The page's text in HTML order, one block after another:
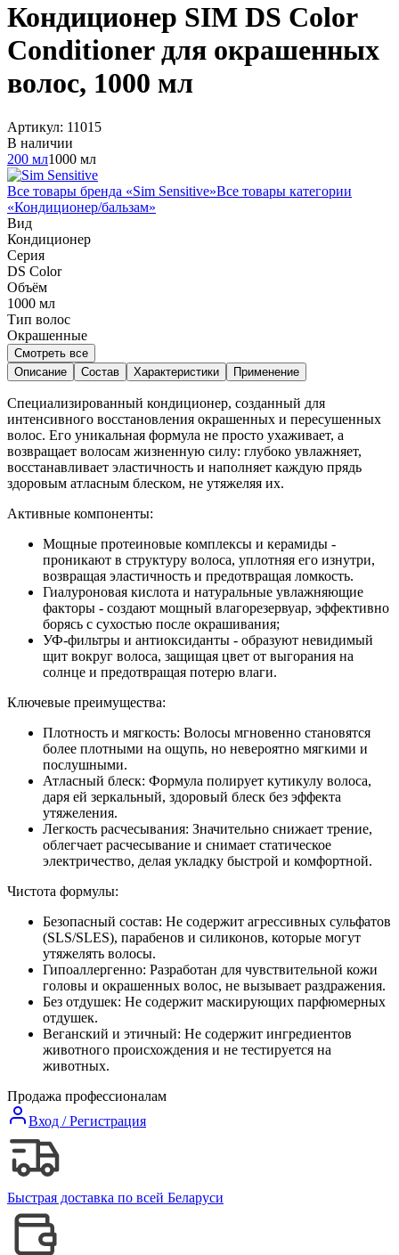
Кондиционер SIM DS Color
Conditioner для окрашенных
волос, 1000 мл
Артикул: 11015
В наличии
200 мл1000 мл
Все товары бренда «Sim Sensitive»Все товары категории
«Кондиционер/бальзам»
Вид
Кондиционер
Серия
DS Color
Объём
1000 мл
Тип волос
Окрашенные
Смотреть все
Описание
Состав Характеристики Применение
Специализированный кондиционер, созданный для
интенсивного восстановления окрашенных и пересушенных
волос. Его уникальная формула не просто ухаживает, а
возвращает волосам жизненную силу: глубоко увлажняет,
восстанавливает эластичность и наполняет каждую прядь
здоровым атласным блеском, не утяжеляя их.
Активные компоненты:
Мощные протеиновые комплексы и керамиды -
проникают в структуру волоса, уплотняя его изнутри,
возвращая эластичность и предотвращая ломкость.
Гиалуроновая кислота и натуральные увлажняющие
факторы - создают мощный влагорезервуар, эффективно
борясь с сухостью после окрашивания;
УФ-фильтры и антиоксиданты - образуют невидимый
щит вокруг волоса, защищая цвет от выгорания на
солнце и предотвращая потерю влаги.
Ключевые преимущества:
Плотность и мягкость: Волосы мгновенно становятся
более плотными на ощупь, но невероятно мягкими и
послушными.
Атласный блеск: Формула полирует кутикулу волоса,
даря ей зеркальный, здоровый блеск без эффекта
утяжеления.
Легкость расчесывания: Значительно снижает трение,
облегчает расчесывание и снимает статическое
электричество, делая укладку быстрой и комфортной.
Чистота формулы:
Безопасный состав: Не содержит агрессивных сульфатов
(SLS/SLES), парабенов и силиконов, которые могут
утяжелять волосы.
Гипоаллергенно: Разработан для чувствительной кожи
головы и окрашенных волос, не вызывает раздражения.
Без отдушек: Не содержит маскирующих парфюмерных
отдушек.
Веганский и этичный: Не содержит ингредиентов
животного происхождения и не тестируется на
животных.
Продажа профессионалам
Вход / Регистрация
Быстрая доставка по всей Беларуси